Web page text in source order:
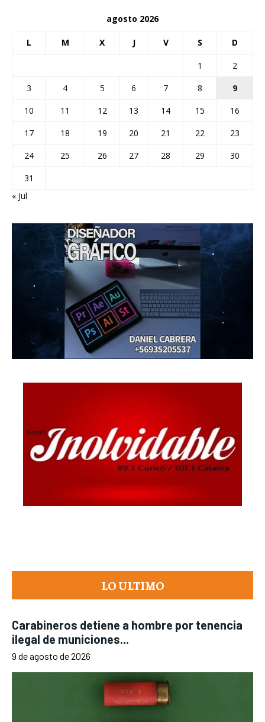
agosto 2026
L M X J V S D
1
2
3
4 5 6 7 8
9
10
11 12 13 14 15
16
17
18 19 20 21 22
23
24
25 26 27 28 29
30
31
« Jul
LO ULTIMO
Carabineros detiene a hombre por tenencia
ilegal de municiones...
9 de agosto de 2026